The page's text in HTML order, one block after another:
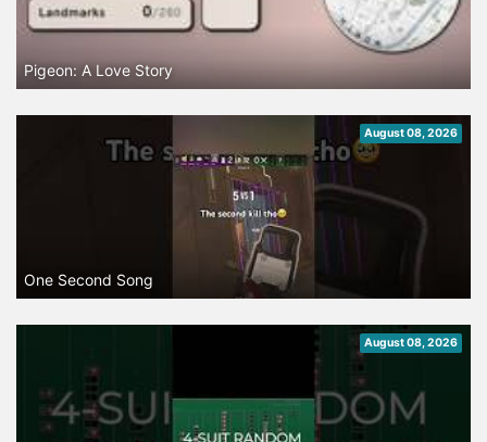
Pigeon: A Love Story
August 08, 2026
One Second Song
August 08, 2026